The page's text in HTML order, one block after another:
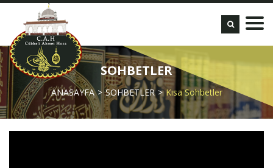
SOHBETLER
ANASAYFA SOHBETLER Kısa Sohbetler